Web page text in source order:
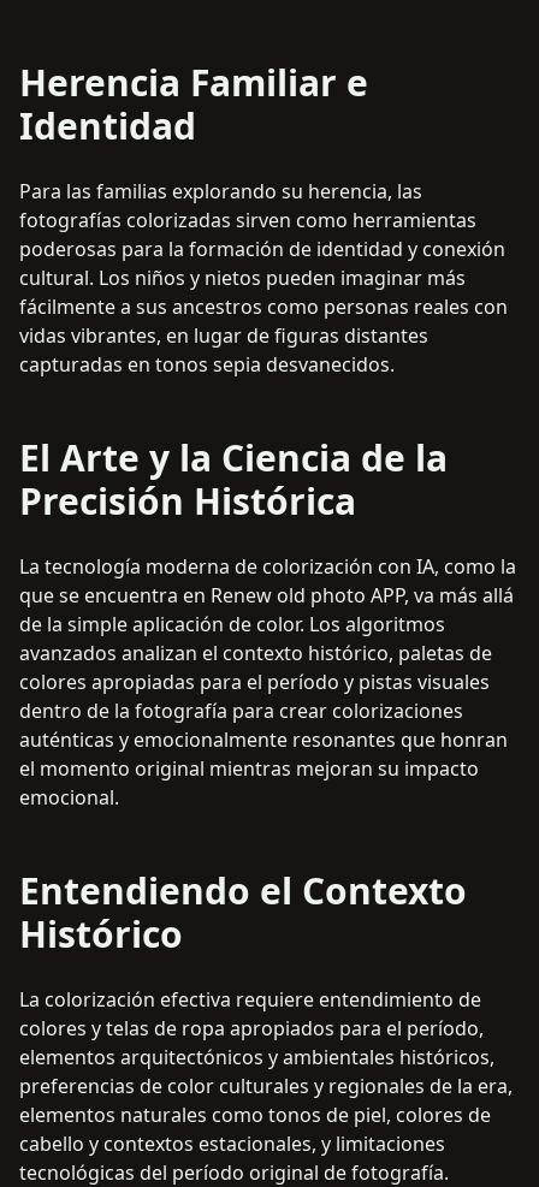
Herencia Familiar e
Identidad
Para las familias explorando su herencia, las
fotografías colorizadas sirven como herramientas
poderosas para la formación de identidad y conexión
cultural. Los niños y nietos pueden imaginar más
fácilmente a sus ancestros como personas reales con
vidas vibrantes, en lugar de figuras distantes
capturadas en tonos sepia desvanecidos.
El Arte y la Ciencia de la
Precisión Histórica
La tecnología moderna de colorización con IA, como la
que se encuentra en Renew old photo APP, va más allá
de la simple aplicación de color. Los algoritmos
avanzados analizan el contexto histórico, paletas de
colores apropiadas para el período y pistas visuales
dentro de la fotografía para crear colorizaciones
auténticas y emocionalmente resonantes que honran
el momento original mientras mejoran su impacto
emocional.
Entendiendo el Contexto
Histórico
La colorización efectiva requiere entendimiento de
colores y telas de ropa apropiados para el período,
elementos arquitectónicos y ambientales históricos,
preferencias de color culturales y regionales de la era,
elementos naturales como tonos de piel, colores de
cabello y contextos estacionales, y limitaciones
tecnológicas del período original de fotografía.